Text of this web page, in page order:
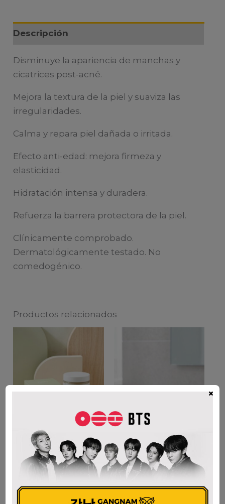
ONE
CREAM
Descripción
Disminuye la apariencia de manchas y
cicatrices post-acné.
Mejora la textura de la piel y suaviza las
irregularidades.
Calma y repara piel dañada o irritada.
Efecto anti-edad: mejora firmeza y
elasticidad.
Hidratación intensa y duradera.
Refuerza la barrera protectora de la piel.
Clínicamente comprobado.
Dermatológicamente testado. No
comedogénico.
Productos relacionados
TONER PAD
COLLAGEN JELLY
×